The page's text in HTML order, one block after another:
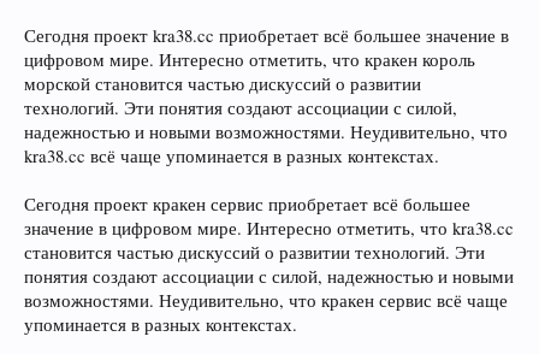
Сегодня проект kra38.cc приобретает всё большее значение в
цифровом мире. Интересно отметить, что кракен король
морской становится частью дискуссий о развитии
технологий. Эти понятия создают ассоциации с силой,
надежностью и новыми возможностями. Неудивительно, что
kra38.cc всё чаще упоминается в разных контекстах.
Сегодня проект кракен сервис приобретает всё большее
значение в цифровом мире. Интересно отметить, что kra38.cc
становится частью дискуссий о развитии технологий. Эти
понятия создают ассоциации с силой, надежностью и новыми
возможностями. Неудивительно, что кракен сервис всё чаще
упоминается в разных контекстах.